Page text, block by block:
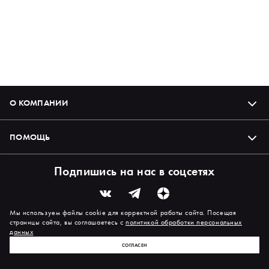
О КОМПАНИИ
ПОМОЩЬ
Подпишись на нас в соцсетях
Мы используем файлы cookie для корректной работы сайта. Посещая
страницы сайта, вы соглашаетесь сполитикой обработки персональных
данных
СОГЛАСЕН